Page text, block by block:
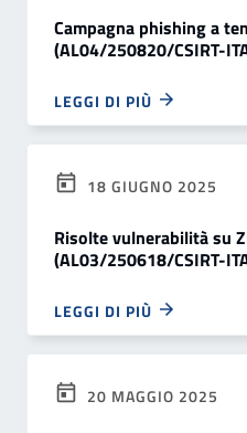
Campagna phishing a
(AL04/250820/CSIRT-
LEGGI DI PIÙ
18 GIUGNO 2025
Risolte vulnerabilità su
(AL03/250618/CSIRT-
LEGGI DI PIÙ
20 MAGGIO 2025